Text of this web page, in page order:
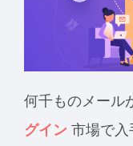
何千ものメール
グイン 市場で